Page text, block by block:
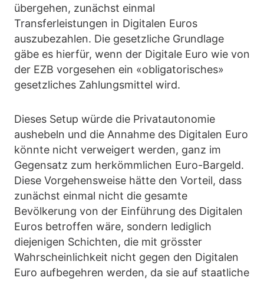
übergehen, zunächst einmal
Transferleistungen in Digitalen Euros
auszubezahlen. Die gesetzliche Grundlage
gäbe es hierfür, wenn der Digitale Euro wie von
der EZB vorgesehen ein «obligatorisches»
gesetzliches Zahlungsmittel wird.
Dieses Setup würde die Privatautonomie
aushebeln und die Annahme des Digitalen Euro
könnte nicht verweigert werden, ganz im
Gegensatz zum herkömmlichen Euro-Bargeld.
Diese Vorgehensweise hätte den Vorteil, dass
zunächst einmal nicht die gesamte
Bevölkerung von der Einführung des Digitalen
Euros betroffen wäre, sondern lediglich
diejenigen Schichten, die mit grösster
Wahrscheinlichkeit nicht gegen den Digitalen
Euro aufbegehren werden, da sie auf staatliche